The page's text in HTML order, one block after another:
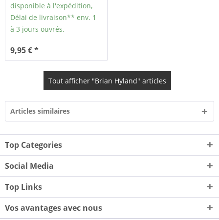
disponible à l'expédition,
Délai de livraison** env. 1
à 3 jours ouvrés.
9,95 € *
Tout afficher "Brian Hyland" articles
Articles similaires
Top Categories
Social Media
Top Links
Vos avantages avec nous